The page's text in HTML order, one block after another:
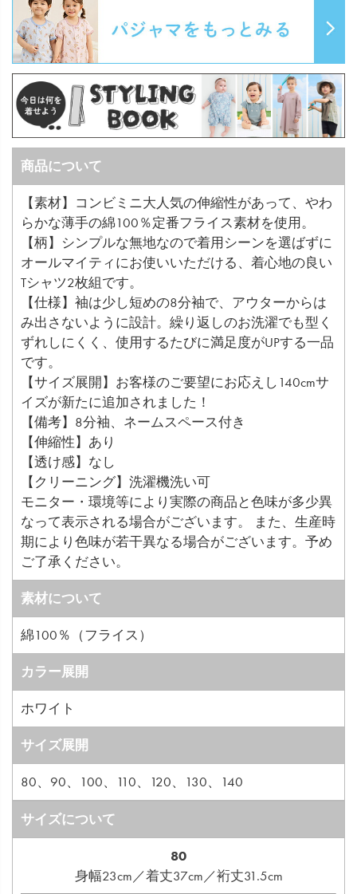
商品について
【素材】コンビミニ大人気の伸縮性があって、やわ
らかな薄手の綿100％定番フライス素材を使用。
【柄】シンプルな無地なので着用シーンを選ばずに
オールマイティにお使いいただける、着心地の良い
Tシャツ2枚組です。
【仕様】袖は少し短めの8分袖で、アウターからは
み出さないように設計。繰り返しのお洗濯でも型く
ずれしにくく、使用するたびに満足度がUPする一品
です。
【サイズ展開】お客様のご要望にお応えし140cmサ
イズが新たに追加されました！
【備考】8分袖、ネームスペース付き
【伸縮性】あり
【透け感】なし
【クリーニング】洗濯機洗い可
モニター・環境等により実際の商品と色味が多少異
なって表示される場合がございます。 また、生産時
期により色味が若干異なる場合がございます。予め
ご了承ください。
素材について
綿100％（フライス）
カラー展開
ホワイト
サイズ展開
80、90、100、110、120、130、140
サイズについて
80
身幅23cm／着丈37cm／裄丈31.5cm